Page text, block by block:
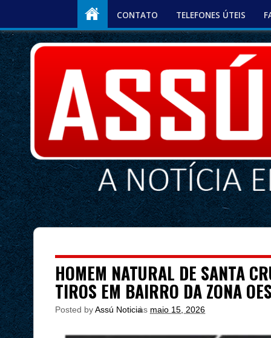
CONTATO TELEFONES ÚTEIS
HOMEM NATURAL DE SANTA
TIROS EM BAIRRO DA ZONA
Posted byAssú Noticia
às maio 15, 2026